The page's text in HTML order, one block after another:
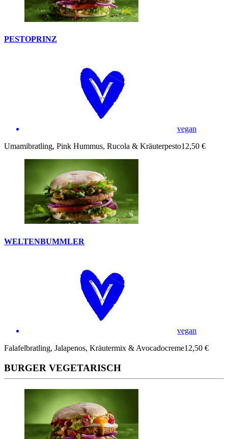
PESTOPRINZ
vegan
Umamibratling, Pink Hummus, Rucola & Kräuterpesto12,50 €
WELTENBUMMLER
vegan
Falafelbratling, Jalapenos, Kräutermix & Avocadocreme12,50 €
BURGER VEGETARISCH